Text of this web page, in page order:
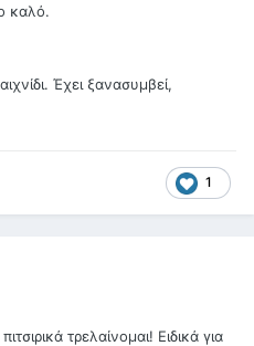
καλό.
Έχει ξανασυμβεί,
1
τρελαίνομαι! Ειδικά για